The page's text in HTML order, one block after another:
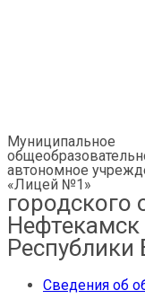
Муниципальное
автономное
«Лицей №1»
городского
Нефтекамск
Республики
Сведения об